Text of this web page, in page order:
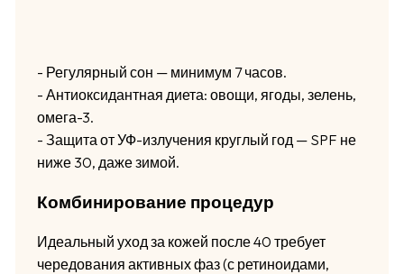
- Регулярный сон — минимум 7 часов.
- Антиоксидантная диета: овощи, ягоды, зелень,
омега-3.
- Защита от УФ-излучения круглый год — SPF не
ниже 30, даже зимой.
Комбинирование процедур
Идеальный уход за кожей после 40 требует
чередования активных фаз (с ретиноидами,